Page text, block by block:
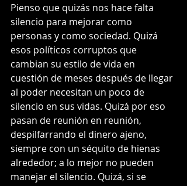
Pienso que quizás nos hace falta
silencio para mejorar como
personas y como sociedad. Quizá
esos políticos corruptos que
cambian su estilo de vida en
cuestión de meses después de llegar
al poder necesitan un poco de
silencio en sus vidas. Quizá por eso
pasan de reunión en reunión,
despilfarrando el dinero ajeno,
siempre con un séquito de hienas
alrededor; a lo mejor no pueden
manejar el silencio. Quizá, si se